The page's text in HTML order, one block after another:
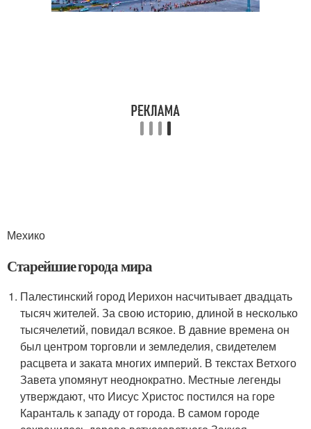
Мехико
Старейшие города мира
Палестинский город Иерихон насчитывает двадцать
тысяч жителей. За свою историю, длиной в несколько
тысячелетий, повидал всякое. В давние времена он
был центром торговли и земледелия, свидетелем
расцвета и заката многих империй. В текстах Ветхого
Завета упомянут неоднократно. Местные легенды
утверждают, что Иисус Христос постился на горе
Каранталь к западу от города. В самом городе